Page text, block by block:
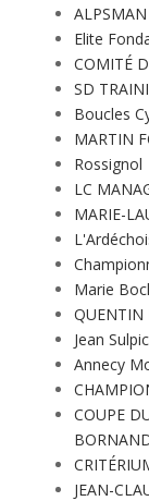
ALPSMAN
Elite
COMITÉ
SD
Boucles
MARTIN
Rossignol
LC
MARIE-
Marie
QUENTIN
Jean
Annecy
COUPE
JEAN-